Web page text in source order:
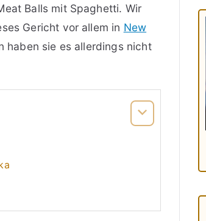
Balls mit Spaghetti. Wir
Gericht vor allem in New
haben sie es allerdings nicht